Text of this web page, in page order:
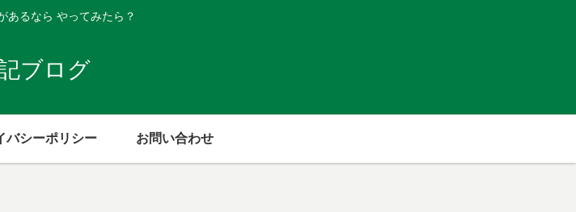
あるなら やってみたら？
ブログ
バシーポリシー お問い合わせ